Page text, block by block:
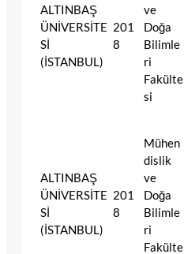
ALTINBAŞ
ÜNİVERSİTE
Sİ
(İSTANBUL)
201
8
ve
Doğa
Bilimle
ri
Fakülte
si
ALTINBAŞ
ÜNİVERSİTE
Sİ
(İSTANBUL)
201
8
Mühen
dislik
ve
Doğa
Bilimle
ri
Fakülte